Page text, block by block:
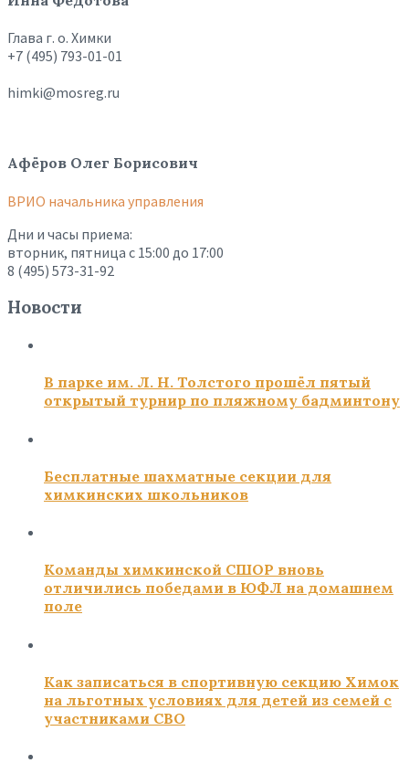
Глава г. о. Химки
+7 (495) 793-01-01
himki@mosreg.ru
Афёров Олег Борисович
ВРИО начальника управления
Дни и часы приема:
вторник, пятница с 15:00 до 17:00
8 (495) 573-31-92
Новости
В парке им. Л. Н. Толстого прошёл пятый
открытый турнир по пляжному бадминтону
Бесплатные шахматные секции для
химкинских школьников
Команды химкинской СШОР вновь
отличились победами в ЮФЛ на домашнем
поле
Как записаться в спортивную секцию Химок
на льготных условиях для детей из семей с
участниками СВО